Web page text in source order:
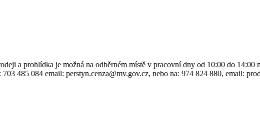
a prohlídka je možná na odběrném místě v pracovní dny od 10:00 do 14:00
485 084 email: perstyn.cenza@mv.gov.cz, nebo na: 974 824 880, email: